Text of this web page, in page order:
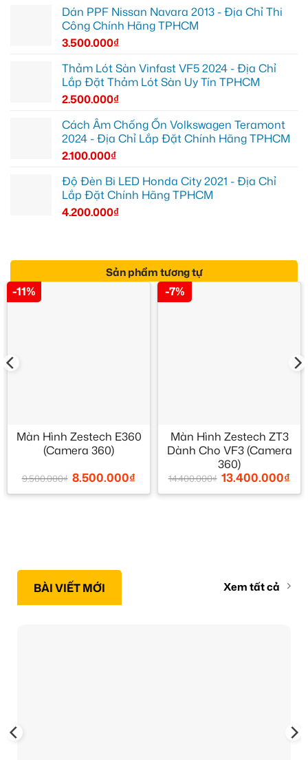
Dán PPF Nissan Navara 2013 - Địa Chỉ Thi
Công Chính Hãng TPHCM
3.500.000₫
Thảm Lót Sàn Vinfast VF5 2024 - Địa Chỉ
Lắp Đặt Thảm Lót Sàn Uy Tín TPHCM
2.500.000₫
Cách Âm Chống Ồn Volkswagen Teramont
2024 - Địa Chỉ Lắp Đặt Chính Hãng TPHCM
2.100.000₫
Độ Đèn Bi LED Honda City 2021 - Địa Chỉ
Lắp Đặt Chính Hãng TPHCM
4.200.000₫
Sản phẩm tương tự
-11%
Màn Hình Zestech E360
(Camera 360)
9.500.000₫ 8.500.000₫
-7%
Màn Hình Zestech ZT3
Dành Cho VF3 (Camera
360)
14.400.000₫ 13.400.000₫
BÀI VIẾT MỚI Xem tất cả